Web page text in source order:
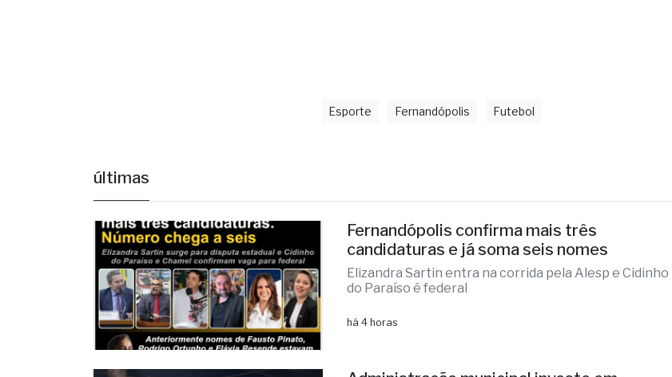
Esporte Fernandópolis
últimas
Fernandópolis confirma mais três
candidaturas e já soma seis nomes
Elizandra Sartin entra na corrida pela Alesp e Cidinho